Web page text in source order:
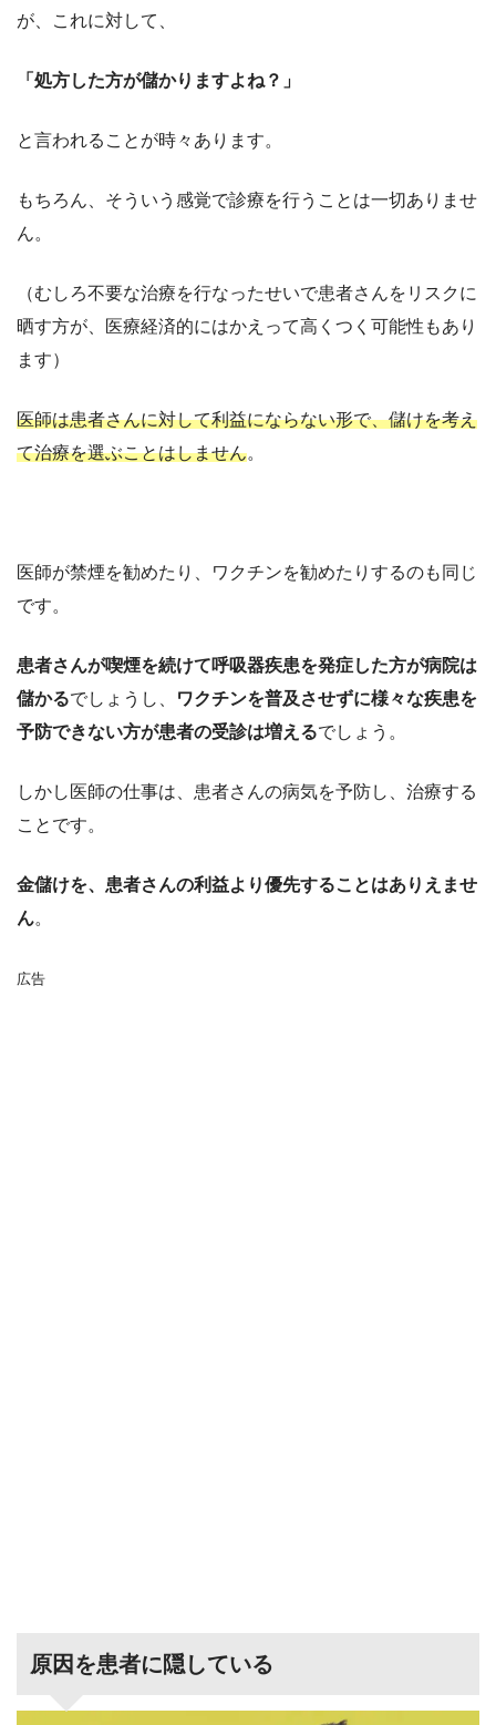
が、これに対して、
「処方した方が儲かりますよね？」
と言われることが時々あります。
もちろん、そういう感覚で診療を行うことは一切ありませ
ん。
（むしろ不要な治療を行なったせいで患者さんをリスクに
晒す方が、医療経済的にはかえって高くつく可能性もあり
ます）
医師は患者さんに対して利益にならない形で、儲けを考え
て治療を選ぶことはしません。
医師が禁煙を勧めたり、ワクチンを勧めたりするのも同じ
です。
患者さんが喫煙を続けて呼吸器疾患を発症した方が病院は
儲かるでしょうし、
ワクチンを普及させずに様々な疾患を
予防できない方が患者の受診は増えるでしょう。
しかし医師の仕事は、患者さんの病気を予防し、治療する
ことです。
金儲けを、患者さんの利益より優先することはありえませ
ん。
広告
原因を患者に隠している